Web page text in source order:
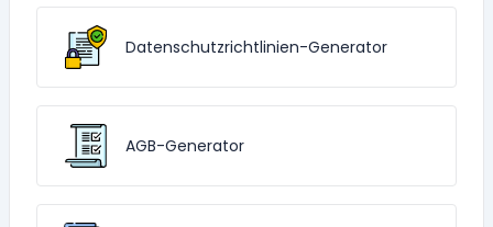
Datenschutzrichtlinien-Generator
AGB-Generator